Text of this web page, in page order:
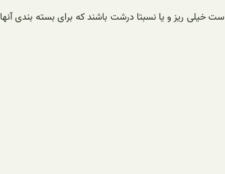
ریز و یا نسبتا درشت باشند که برای بسته بندی آنها